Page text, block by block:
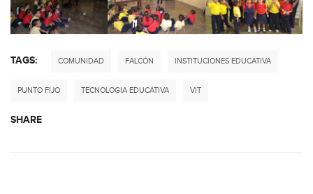
TAGS: COMUNIDAD FALCÓN INSTITUCIONES EDUCATIVA
PUNTO FIJO TECNOLOGIA EDUCATIVA VIT
SHARE